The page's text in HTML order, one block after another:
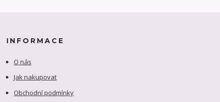
INFORMACE
O nás
Jak nakupovat
Obchodní podmínky